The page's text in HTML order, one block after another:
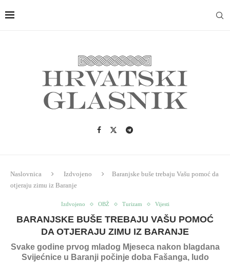
Naslovnica Izdvojeno
Baranjske buše trebaju Vašu pomoć da
otjeraju zimu iz Baranje
Izdvojeno OBŽ Turizam Vijesti
BARANJSKE BUŠE TREBAJU VAŠU POMOĆ
DA OTJERAJU ZIMU IZ BARANJE
Svake godine prvog mladog Mjeseca nakon blagdana
Svijećnice u Baranji počinje doba Fašanga, ludo